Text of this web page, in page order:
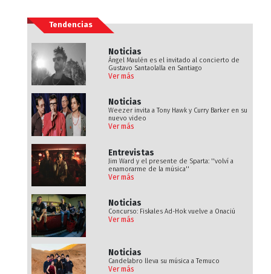
Tendencias
Noticias
Ángel Maulén es el invitado al concierto de
Gustavo Santaolalla en Santiago
Ver más
Noticias
Weezer invita a Tony Hawk y Curry Barker en su
nuevo video
Ver más
Entrevistas
Jim Ward y el presente de Sparta: ''volví a
enamorarme de la música''
Ver más
Noticias
Concurso: Fiskales Ad-Hok vuelve a Onaciú
Ver más
Noticias
Candelabro lleva su música a Temuco
Ver más